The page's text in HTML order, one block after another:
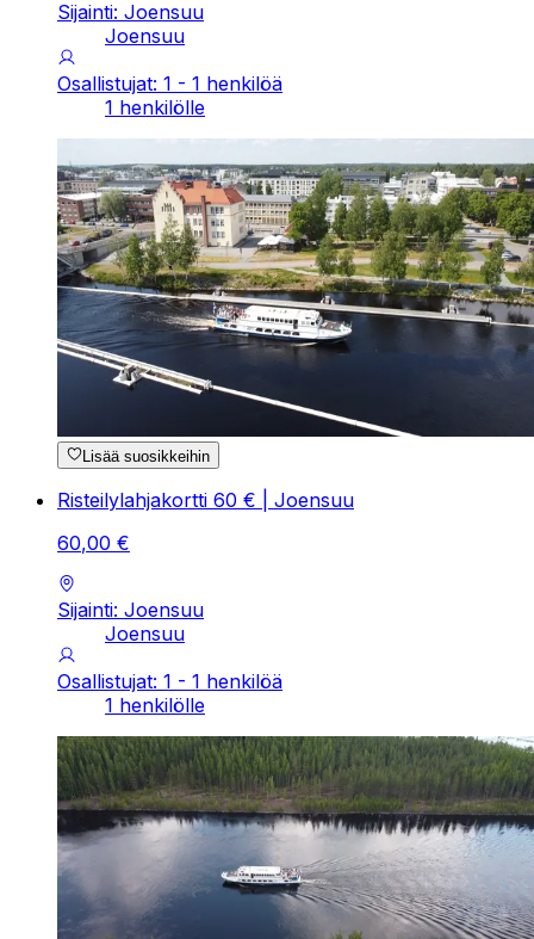
Sijainti: Joensuu
Joensuu
Osallistujat: 1 - 1 henkilöä
1 henkilölle
Lisää suosikkeihin
Risteilylahjakortti 60 € | Joensuu
60,00 €
Sijainti: Joensuu
Joensuu
Osallistujat: 1 - 1 henkilöä
1 henkilölle